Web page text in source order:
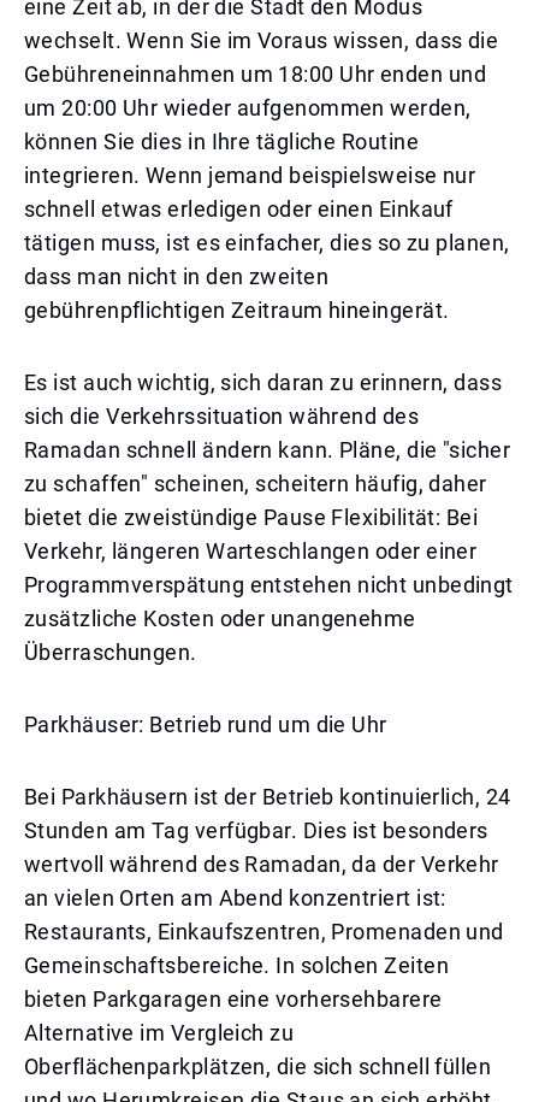
eine Zeit ab, in der die Stadt den Modus
wechselt. Wenn Sie im Voraus wissen, dass die
Gebühreneinnahmen um 18:00 Uhr enden und
um 20:00 Uhr wieder aufgenommen werden,
können Sie dies in Ihre tägliche Routine
integrieren. Wenn jemand beispielsweise nur
schnell etwas erledigen oder einen Einkauf
tätigen muss, ist es einfacher, dies so zu planen,
dass man nicht in den zweiten
gebührenpflichtigen Zeitraum hineingerät.
Es ist auch wichtig, sich daran zu erinnern, dass
sich die Verkehrssituation während des
Ramadan schnell ändern kann. Pläne, die "sicher
zu schaffen" scheinen, scheitern häufig, daher
bietet die zweistündige Pause Flexibilität: Bei
Verkehr, längeren Warteschlangen oder einer
Programmverspätung entstehen nicht unbedingt
zusätzliche Kosten oder unangenehme
Überraschungen.
Parkhäuser: Betrieb rund um die Uhr
Bei Parkhäusern ist der Betrieb kontinuierlich, 24
Stunden am Tag verfügbar. Dies ist besonders
wertvoll während des Ramadan, da der Verkehr
an vielen Orten am Abend konzentriert ist:
Restaurants, Einkaufszentren, Promenaden und
Gemeinschaftsbereiche. In solchen Zeiten
bieten Parkgaragen eine vorhersehbarere
Alternative im Vergleich zu
Oberflächenparkplätzen, die sich schnell füllen